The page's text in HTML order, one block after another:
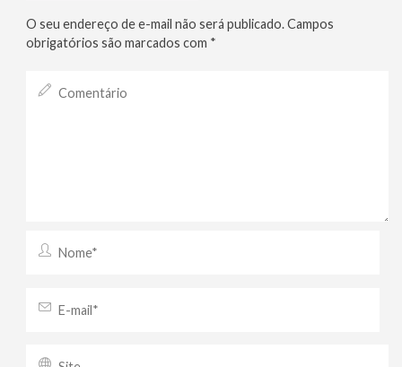
O seu endereço de e-mail não será publicado. Campos
obrigatórios são marcados com *